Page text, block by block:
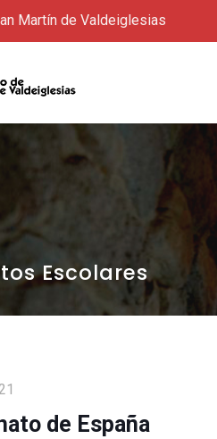
Martín de Valdeiglesias
Escolares
de España